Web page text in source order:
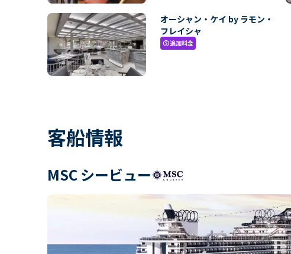
オーシャン・ケイ by ラモン・
フレイシャ
paid追加料金
客船情報
MSC シービュー